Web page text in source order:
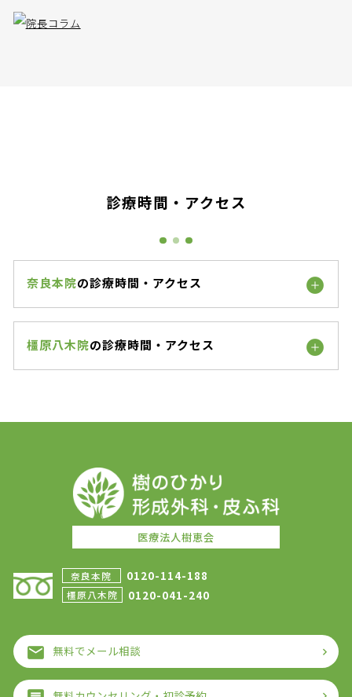
診療時間・アクセス
奈良本院の診療時間・アクセス
橿原八木院の診療時間・アクセス
医療法人樹恵会
奈良本院 0120-114-188
橿原八木院 0120-041-240
無料でメール相談